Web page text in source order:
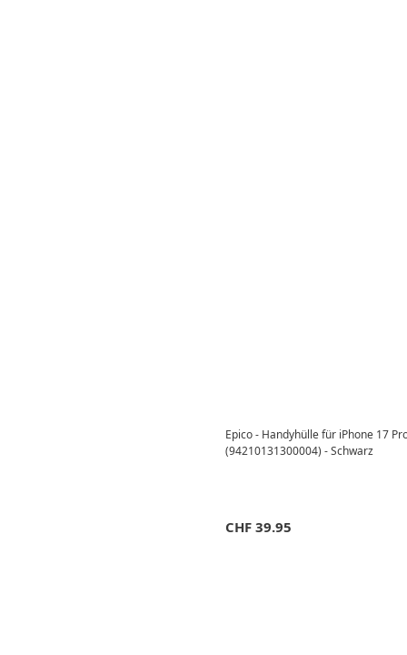
Epico - Handyhülle für iPhone 17
(94210131300004) - Schwarz
CHF 39.95